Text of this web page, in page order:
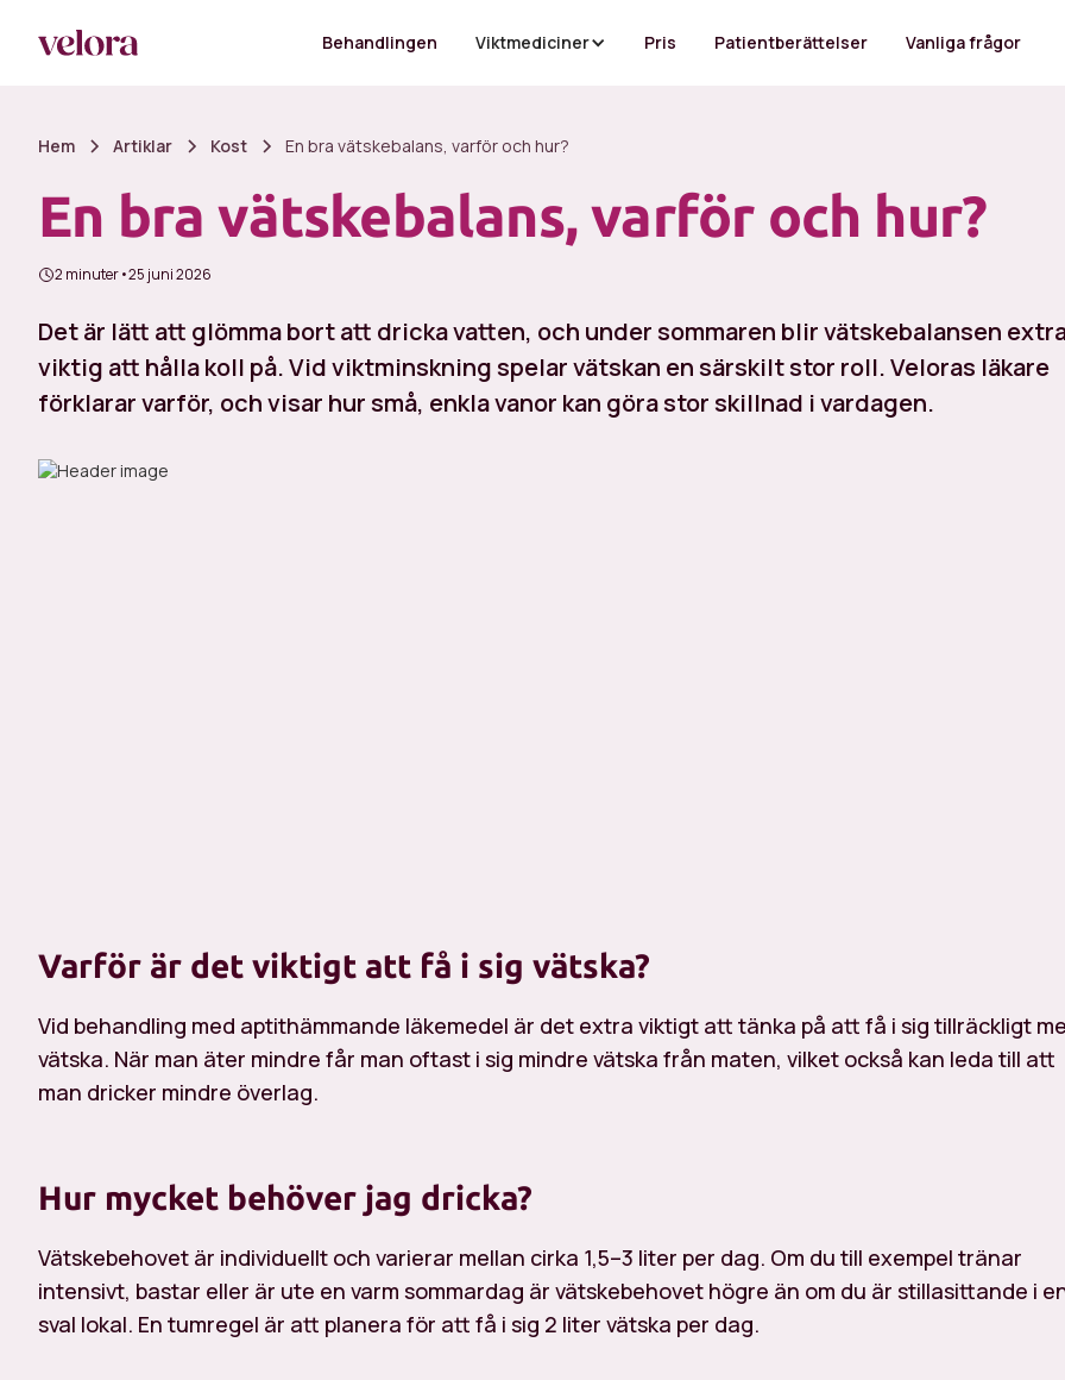
Behandlingen Viktmediciner Pris Patientberättelser Vanliga frågor
Hem Artiklar Kost En bra vätskebalans, varför och hur?
En bra vätskebalans, varför och hur?
2 minuter•25 juni 2026
Det är lätt att glömma bort att dricka vatten, och under sommaren blir vätskebalansen
viktig att hålla koll på. Vid viktminskning spelar vätskan en särskilt stor roll. Veloras läkare
förklarar varför, och visar hur små, enkla vanor kan göra stor skillnad i vardagen.
Varför är det viktigt att få i sig vätska?
Vid behandling med aptithämmande läkemedel är det extra viktigt att tänka på att få i sig tillräckligt
vätska. När man äter mindre får man oftast i sig mindre vätska från maten, vilket också kan leda till att
man dricker mindre överlag.
Hur mycket behöver jag dricka?
Vätskebehovet är individuellt och varierar mellan cirka 1,5–3 liter per dag. Om du till exempel tränar
intensivt, bastar eller är ute en varm sommardag är vätskebehovet högre än om du är stillasittande i
sval lokal. En tumregel är att planera för att få i sig 2 liter vätska per dag.